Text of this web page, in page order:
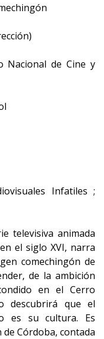
Nacional de Cine y
Infatiles ;
televisiva animada
el siglo XVI, narra
comechingón de
de la ambición
en el Cerro
descubrirá que el
es su cultura. Es
Córdoba, contada